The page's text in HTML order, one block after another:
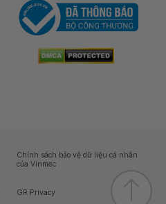
Chính sách bảo vệ dữ liệu cá nhân
của Vinmec
GR Privacy